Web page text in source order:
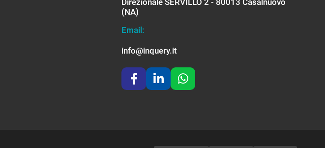
Direzionale SERVILLO 2 - 80013 Casalnuovo
(NA)
Email:
info@inquery.it